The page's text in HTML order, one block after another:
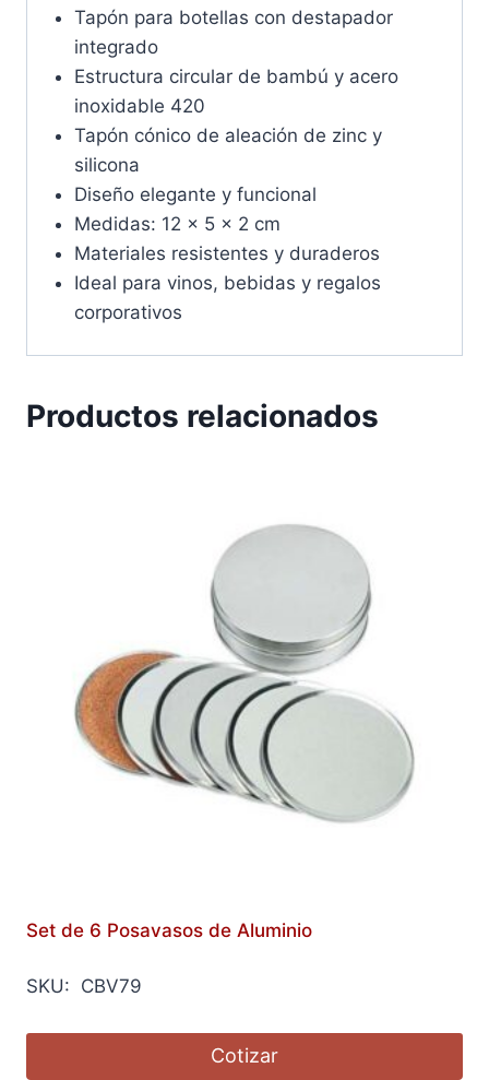
Tapón para botellas con destapador
integrado
Estructura circular de bambú y acero
inoxidable 420
Tapón cónico de aleación de zinc y
silicona
Diseño elegante y funcional
Medidas: 12 x 5 x 2 cm
Materiales resistentes y duraderos
Ideal para vinos, bebidas y regalos
corporativos
Productos relacionados
Set de 6 Posavasos de Aluminio
SKU: CBV79
Cotizar